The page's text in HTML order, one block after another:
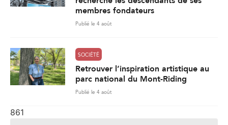
membres fondateurs
Publié le 4 août
SOCIÉTÉ
Retrouver l’inspiration artistique au
parc national du Mont-Riding
Publié le 4 août
861